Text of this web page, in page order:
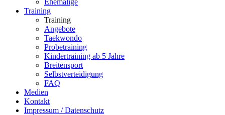
Ehemalige
Training
Training
Angebote
Taekwondo
Probetraining
Kindertraining ab 5 Jahre
Breitensport
Selbstverteidigung
FAQ
Medien
Kontakt
Impressum / Datenschutz